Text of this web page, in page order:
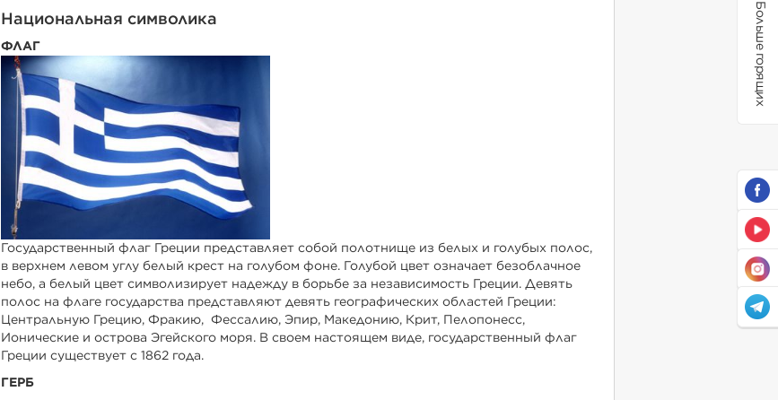
Больше горящих
Национальная символика
ФЛАГ
Государственный флаг Греции представляет собой полотнище из белых и голубых полос,
в верхнем левом углу белый крест на голубом фоне. Голубой цвет означает безоблачное
небо, а белый цвет символизирует надежду в борьбе за независимость Греции. Девять
полос на флаге государства представляют девять географических областей Греции:
Центральную Грецию, Фракию, Фессалию, Эпир, Македонию, Крит, Пелопонесс,
Ионические и острова Эгейского моря. В своем настоящем виде, государственный флаг
Греции существует с 1862 года.
ГЕРБ